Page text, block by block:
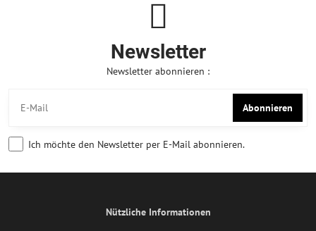
Newsletter
Newsletter abonnieren :
Abonnieren
Ich möchte den Newsletter per E-Mail abonnieren.
Nützliche Informationen